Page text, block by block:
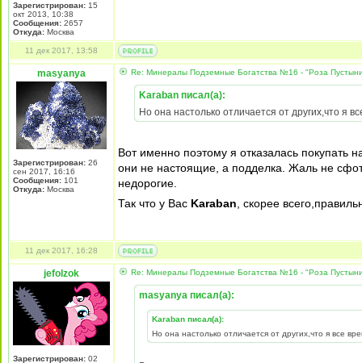
Зарегистрирован: 15
окт 2013, 10:38
Сообщения: 2657
Откуда: Москва
11 дек 2017, 13:58
masyanya
Зарегистрирован: 26
сен 2017, 16:16
Сообщения: 101
Откуда: Москва
Re: Минералы Подземные Богатства №16 - "Роза
Karaban писал(а):
Но она настолько отличается от других,что я
Вот именно поэтому я отказалась покупать
они не настоящие, а подделка. Жаль не
недорогие.
Так что у Вас Karaban , скорее
11 дек 2017, 16:28
jefolzok
Зарегистрирован: 02
Re: Минералы Подземные Богатства №16 - "Роза
masyanya писал(а):
Karaban писал(а):
Но она настолько отличается от других,что я все